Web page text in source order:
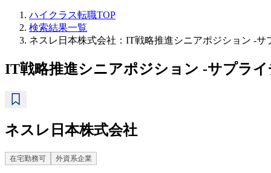
ハイクラス転職TOP
検索結果一覧
ネスレ日本株式会社：IT戦略推進シニアポジション -
IT戦略推進シニアポジション -サプラ
ネスレ日本株式会社
在宅勤務可 外資系企業